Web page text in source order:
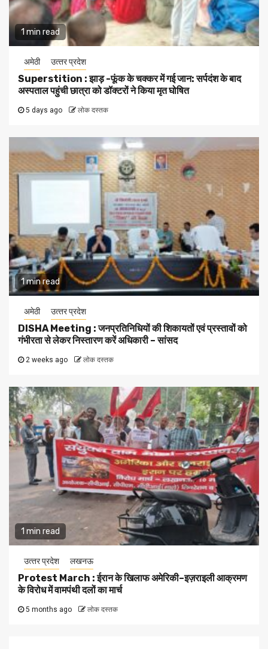
1 min read
अमेठी उत्‍तर प्रदेश
Superstition : झाड़ -फूंक के चक्कर में गई जान: सर्पदंश के बाद
अस्पताल पहुंची छात्रा को डॉक्टरों ने किया मृत घोषित
5 days ago लोक दस्तक
1 min read
अमेठी उत्‍तर प्रदेश
DISHA Meeting : जनप्रतिनिधियों की शिकायतों एवं प्रस्तावों को
गंभीरता से लेकर निस्तारण करें अधिकारी – सांसद
2 weeks ago लोक दस्तक
1 min read
उत्‍तर प्रदेश लखनऊ
Protest March : ईरान के खिलाफ अमेरिकी–इज़राइली आक्रमण
के विरोध में वामपंथी दलों का मार्च
5 months ago लोक दस्तक